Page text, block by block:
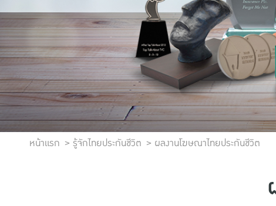
หน้าแรก รู้จักไทยประกันชีวิต ผลงานโฆษณาไทยประกันชีวิต